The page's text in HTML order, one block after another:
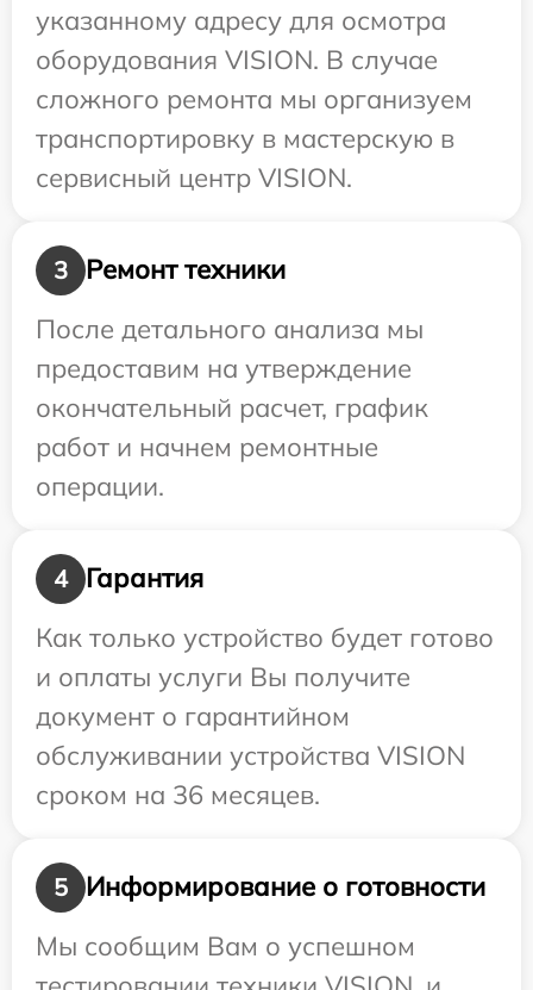
указанному адресу для осмотра
оборудования VISION. В случае
сложного ремонта мы организуем
транспортировку в мастерскую в
сервисный центр VISION.
3
Ремонт техники
После детального анализа мы
предоставим на утверждение
окончательный расчет, график
работ и начнем ремонтные
операции.
4
Гарантия
Как только устройство будет готово
и оплаты услуги Вы получите
документ о гарантийном
обслуживании устройства VISION
сроком на 36 месяцев.
5
Информирование о готовности
Мы сообщим Вам о успешном